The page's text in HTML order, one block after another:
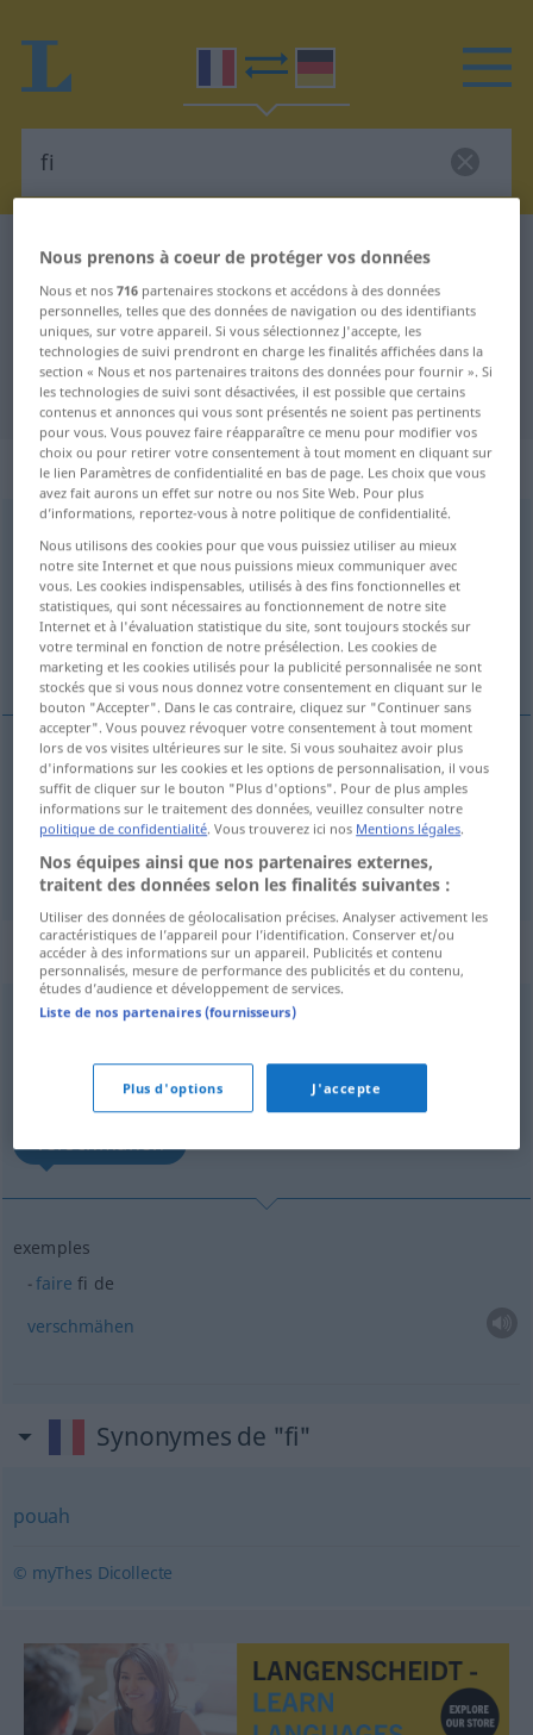
Dictionnaire Français-Allemand fi
Traduction Français-Allemand de
"fi"
"fi" - traduction Allemand
„fi“: interjection
Vue d'ensemble de toutes les traductions
(Pour plus d'informations, cliquez sur/touchez la traduction)
pfui!
exemples
fi (donc)!
pfui!
„fi“: locution
[fi]loc
Vue d'ensemble de toutes les traductions
(Pour plus d'informations, cliquez sur/touchez la traduction)
verschmähen
exemples
faire fi de
verschmähen
Synonymes de "fi"
pouah
© myThes Dicollecte
Nous prenons à coeur de protéger vos données
Nous et nos716 partenaires stockons et accédons à des données
personnelles, telles que des données de navigation ou des identifiants
uniques, sur votre appareil. Si vous sélectionnez J'accepte, les
technologies de suivi prendront en charge les finalités affichées dans la
section « Nous et nos partenaires traitons des données pour fournir ». Si
les technologies de suivi sont désactivées, il est possible que certains
contenus et annonces qui vous sont présentés ne soient pas pertinents
pour vous. Vous pouvez faire réapparaître ce menu pour modifier vos
choix ou pour retirer votre consentement à tout moment en cliquant sur
le lien Paramètres de confidentialité en bas de page. Les choix que vous
avez fait aurons un effet sur notre ou nos Site Web. Pour plus
d’informations, reportez-vous à notre politique de confidentialité.
Nous utilisons des cookies pour que vous puissiez utiliser au mieux
notre site Internet et que nous puissions mieux communiquer avec
vous. Les cookies indispensables, utilisés à des fins fonctionnelles et
statistiques, qui sont nécessaires au fonctionnement de notre site
Internet et à l'évaluation statistique du site, sont toujours stockés sur
votre terminal en fonction de notre présélection. Les cookies de
marketing et les cookies utilisés pour la publicité personnalisée ne sont
stockés que si vous nous donnez votre consentement en cliquant sur le
bouton "Accepter". Dans le cas contraire, cliquez sur "Continuer sans
accepter". Vous pouvez révoquer votre consentement à tout moment
lors de vos visites ultérieures sur le site. Si vous souhaitez avoir plus
d'informations sur les cookies et les options de personnalisation, il vous
suffit de cliquer sur le bouton "Plus d'options". Pour de plus amples
informations sur le traitement des données, veuillez consulter notre
politique de confidentialité. Vous trouverez ici nos Mentions légales.
Nos équipes ainsi que nos partenaires externes,
traitent des données selon les finalités suivantes :
Utiliser des données de géolocalisation précises. Analyser activement les
caractéristiques de l’appareil pour l’identification. Conserver et/ou
accéder à des informations sur un appareil. Publicités et contenu
personnalisés, mesure de performance des publicités et du contenu,
études d’audience et développement de services.
Liste de nos partenaires (fournisseurs)
Plus d'options J'accepte